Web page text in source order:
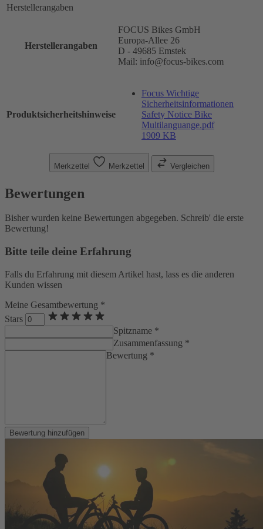
Herstellerangaben
Herstellerangaben
FOCUS Bikes GmbH
Europa-Allee 26
D - 49685 Emstek
Mail: info@focus-bikes.com
Produktsicherheitshinweise
Focus Wichtige
Sicherheitsinformationen
Safety Notice Bike
Multilanguange.pdf
1909 KB
Merkzettel Merkzettel Vergleichen
Bewertungen
Bisher wurden keine Bewertungen abgegeben. Schreib' die erste
Bewertung!
Bitte teile deine Erfahrung
Falls du Erfahrung mit diesem Artikel hast, lass es die anderen
Kunden wissen
Meine Gesamtbewertung *
Stars
Spitzname *
Zusammenfassung *
Bewertung *
Bewertung hinzufügen